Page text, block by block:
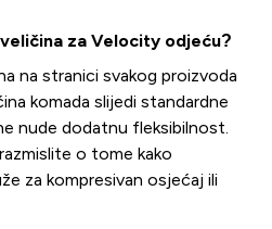
za Velocity odjeću?
na stranici svakog proizvoda
komada slijedi standardne
nude dodatnu fleksibilnost.
o tome kako
za kompresivan osjećaj ili